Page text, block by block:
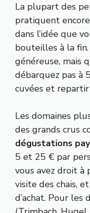
La plupart des
pratiquent
dans l’idée que
bouteilles à la
généreuse, mais
débarquez pas à
cuvées et
Les domaines
des grands crus
dégustations
5 et 25 € par
vous avez droit à
visite des chais,
d’achat. Pour les